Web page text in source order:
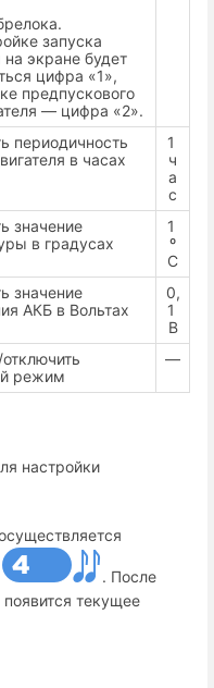
запуска
на экране будет
цифра «1»,
предпускового
— цифра «2».
периодичность
в часах
1
ч
а
с
значение
в градусах
1
º
С
значение
АКБ в Вольтах
0,
1
В
режим
—
настройки
. После
текущее